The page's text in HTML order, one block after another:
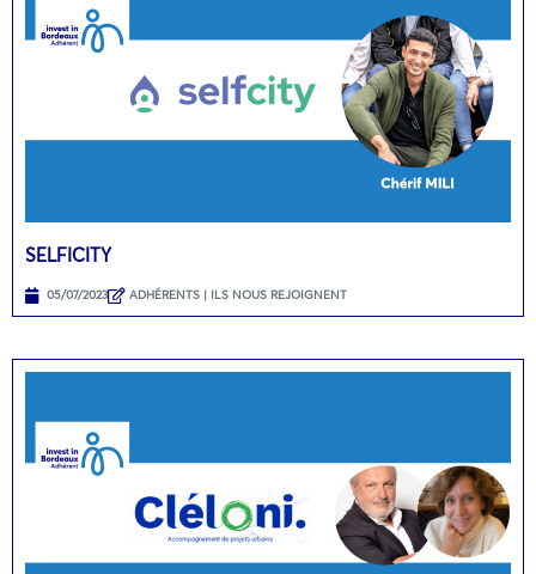
SELFICITY
05/07/2023 ADHÉRENTS | ILS NOUS REJOIGNENT